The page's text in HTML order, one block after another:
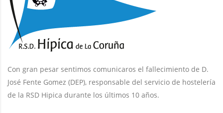
Con gran pesar sentimos comunicaros el fallecimiento de D.
José Fente Gomez (DEP), responsable del servicio de hostelería
de la RSD Hipica durante los últimos 10 años.